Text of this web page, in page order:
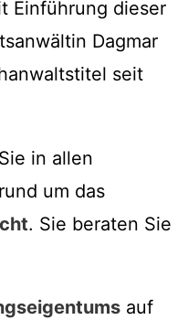
Einführung dieser
Dagmar
seit
in allen
um das
. Sie beraten Sie
auf